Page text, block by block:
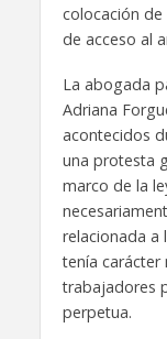
colocación de
de acceso al
La abogada
Adriana
acontecidos
una protesta
marco de la
relacionada a
tenía carácter
trabajadores
perpetua.